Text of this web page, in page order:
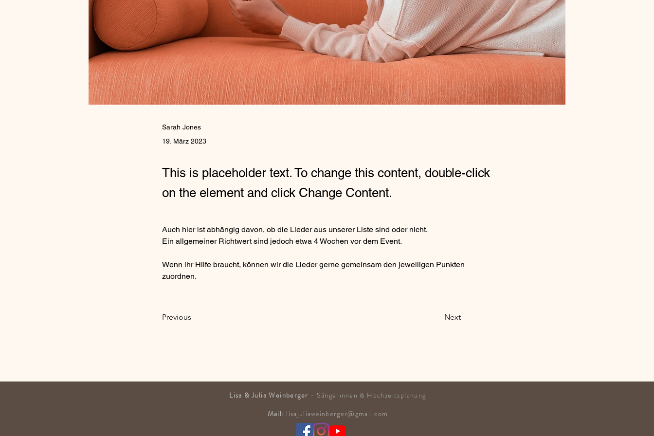
Sarah Jones
19. März 2023
This is placeholder text. To change this content, double-click
on the element and click Change Content.
Auch hier ist abhängig davon, ob die Lieder aus unserer Liste sind oder nicht.
Ein allgemeiner Richtwert sind jedoch etwa 4 Wochen vor dem Event.
Wenn ihr Hilfe braucht, können wir die Lieder gerne gemeinsam den jeweiligen Punkten
zuordnen.
Previous Next
Lisa & Julia Weinberger - Sängerinnen & Hochzeitsplanung
Mail: lisajuliaweinberger@gmail.com